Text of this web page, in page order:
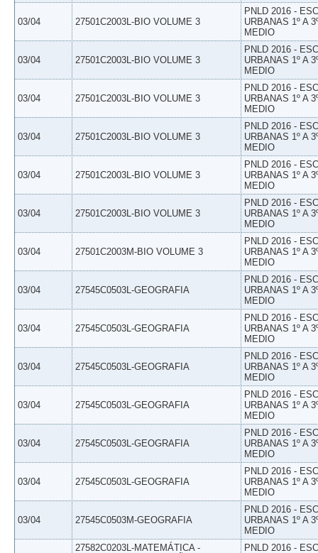
03/04 27501C2003L-BIO VOLUME 3
PNLD 2016 -
URBANAS 1º A
MEDIO
03/04 27501C2003L-BIO VOLUME 3
PNLD 2016 -
URBANAS 1º A
MEDIO
03/04 27501C2003L-BIO VOLUME 3
PNLD 2016 -
URBANAS 1º A
MEDIO
03/04 27501C2003L-BIO VOLUME 3
PNLD 2016 -
URBANAS 1º A
MEDIO
03/04 27501C2003L-BIO VOLUME 3
PNLD 2016 -
URBANAS 1º A
MEDIO
03/04 27501C2003L-BIO VOLUME 3
PNLD 2016 -
URBANAS 1º A
MEDIO
03/04 27501C2003M-BIO VOLUME 3
PNLD 2016 -
URBANAS 1º A
MEDIO
03/04 27545C0503L-GEOGRAFIA
PNLD 2016 -
URBANAS 1º A
MEDIO
03/04 27545C0503L-GEOGRAFIA
PNLD 2016 -
URBANAS 1º A
MEDIO
03/04 27545C0503L-GEOGRAFIA
PNLD 2016 -
URBANAS 1º A
MEDIO
03/04 27545C0503L-GEOGRAFIA
PNLD 2016 -
URBANAS 1º A
MEDIO
03/04 27545C0503L-GEOGRAFIA
PNLD 2016 -
URBANAS 1º A
MEDIO
03/04 27545C0503L-GEOGRAFIA
PNLD 2016 -
URBANAS 1º A
MEDIO
03/04 27545C0503M-GEOGRAFIA
PNLD 2016 -
URBANAS 1º A
MEDIO
27582C0203L-MATEMÁTICA -
PNLD 2016 -